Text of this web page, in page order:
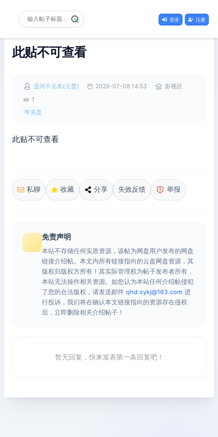
登录 注册
此贴不可查看
遥州不见客(元婴) 2026-07-08 14:53
影视区
1
夸克盘
此贴不可查看
私聊 收藏 分享 失效反馈 举报
免责声明
本站不存储任何实质资源，该帖为网盘用户发布的网盘
链接介绍帖。本文内所有链接指向的云盘网盘资源，其
版权归版权方所有！其实际管理权为帖子发布者所有，
本站无法操作相关资源。如您认为本站任何介绍帖侵犯
了您的合法版权，请发送邮件 qhd.sykj@163.com 进
行投诉，我们将在确认本文链接指向的资源存在侵权
后，立即删除相关介绍帖子！
暂无回复，快来发表第一条回复吧！